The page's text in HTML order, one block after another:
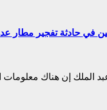
في حادثة تفجير مطار
الملك إن هناك معلومات